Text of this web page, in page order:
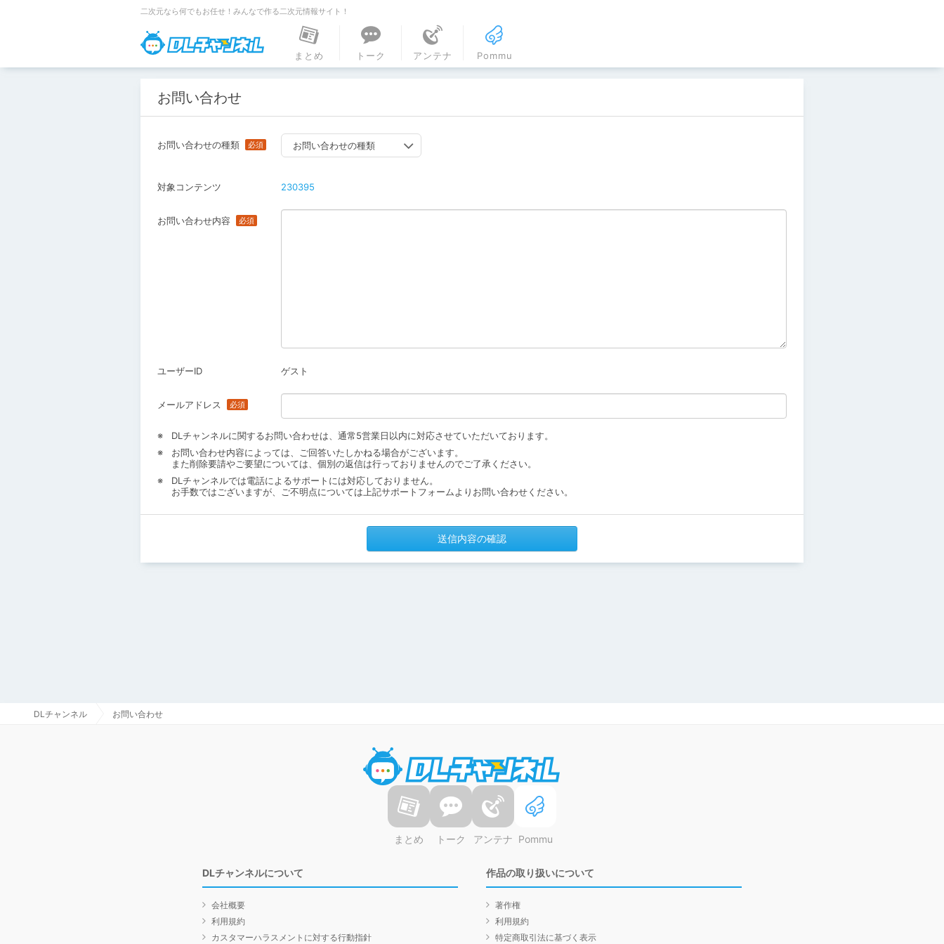
二次元なら何でもお任せ！みんなで作る二次元情報サイト！
DLチャンネル
まとめ
トーク アンテナ Pommu
お問い合わせ
お問い合わせの種類 お問い合わせの種類
対象コンテンツ 230395
お問い合わせ内容
ユーザーID ゲスト
メールアドレス
DLチャンネルに関するお問い合わせは、通常5営業日以内に対応させていただいております。
お問い合わせ内容によっては、ご回答いたしかねる場合がございます。
また削除要請やご要望については、個別の返信は行っておりませんのでご了承ください。
DLチャンネルでは電話によるサポートには対応しておりません。
お手数ではございますが、ご不明点については上記サポートフォームよりお問い合わせください。
送信内容の確認
DLチャンネル お問い合わせ
まとめ トーク アンテナ Pommu
DLチャンネルについて
会社概要
利用規約
カスタマーハラスメントに対する行動指針
作品の取り扱いについて
著作権
利用規約
特定商取引法に基づく表示